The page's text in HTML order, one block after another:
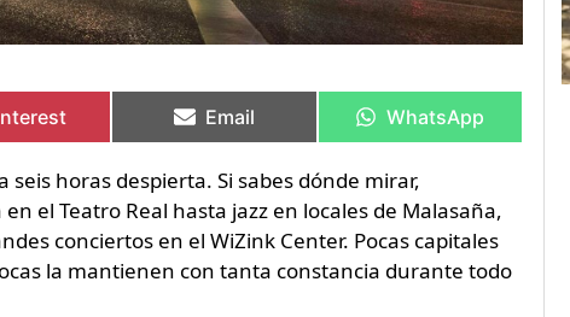
en
Email
en
WhatsApp
seis horas despierta. Si sabes dónde mirar,
el Teatro Real hasta jazz en locales de Malasaña,
conciertos en el WiZink Center. Pocas capitales
la mantienen con tanta constancia durante todo
en
en